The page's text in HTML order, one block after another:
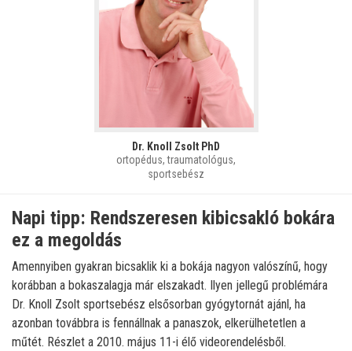
Dr. Knoll Zsolt PhD
ortopédus, traumatológus,
sportsebész
Napi tipp: Rendszeresen kibicsakló bokára
ez a megoldás
Amennyiben gyakran bicsaklik ki a bokája nagyon valószínű, hogy
korábban a bokaszalagja már elszakadt. Ilyen jellegű problémára
Dr. Knoll Zsolt sportsebész elsősorban gyógytornát ajánl, ha
azonban továbbra is fennállnak a panaszok, elkerülhetetlen a
műtét. Részlet a 2010. május 11-i élő videorendelésből.